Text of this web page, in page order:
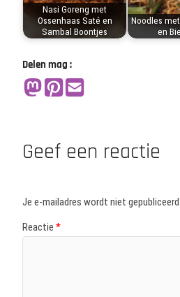
Nasi Goreng met
Ossenhaas Saté en
Sambal Boontjes
Noodles
en
Delen mag :
Geef een reactie
Je e-mailadres wordt niet gepubliceerd.
Reactie *